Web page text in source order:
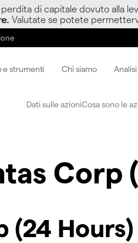
di capitale dovuto alla
Valutate se potete
e strumenti Chi siamo
Dati sulle azioniCosa sono le
Corp
(24 Hours)